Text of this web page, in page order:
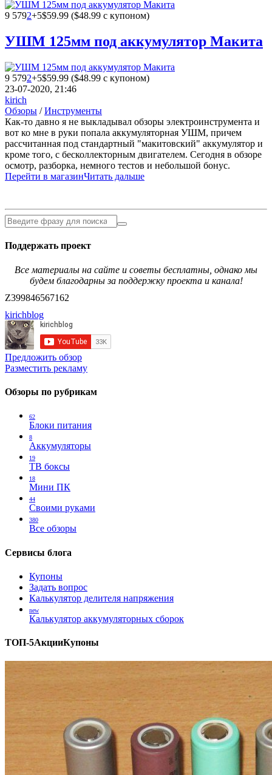
9 5792+5$59.99 ($48.99 с купоном)
УШМ 125мм под аккумулятор Макита
9 5792+5$59.99 ($48.99 с купоном)
23-07-2020, 21:46
kirich
Обзоры /Инструменты
Как-то давно я не выкладывал обзоры электроинструмента и
вот ко мне в руки попала аккумуляторная УШМ, причем
рассчитанная под стандартный "макитовский" аккумулятор и
кроме того, с бесколлекторным двигателем. Сегодня в обзоре
осмотр, разборка, немного тестов и небольшой бонус.
Перейти в магазинЧитать дальше
Поддержать проект
Все материалы на сайте и советы бесплатны, однако мы
будем благодарны за поддержку проекта и канала!
Z399846567162
kirichblog
Предложить обзор
Разместить рекламу
Обзоры по рубрикам
62
Блоки питания
8
Аккумуляторы
19
ТВ боксы
18
Мини ПК
44
Своими руками
380
Все обзоры
Сервисы блога
Купоны
Задать вопрос
Калькулятор делителя напряжения
new
Калькулятор аккумуляторных сборок
ТОП-5АкцииКупоны